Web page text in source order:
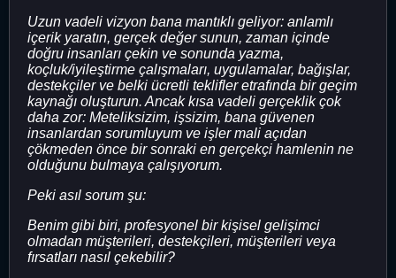
Uzun vadeli vizyon bana mantıklı geliyor: anlamlı
içerik yaratın, gerçek değer sunun, zaman içinde
doğru insanları çekin ve sonunda yazma,
koçluk/iyileştirme çalışmaları, uygulamalar, bağışlar,
destekçiler ve belki ücretli teklifler etrafında bir geçim
kaynağı oluşturun. Ancak kısa vadeli gerçeklik çok
daha zor: Meteliksizim, işsizim, bana güvenen
insanlardan sorumluyum ve işler mali açıdan
çökmeden önce bir sonraki en gerçekçi hamlenin ne
olduğunu bulmaya çalışıyorum.
Peki asıl sorum şu:
Benim gibi biri, profesyonel bir kişisel gelişimci
olmadan müşterileri, destekçileri, müşterileri veya
fırsatları nasıl çekebilir?